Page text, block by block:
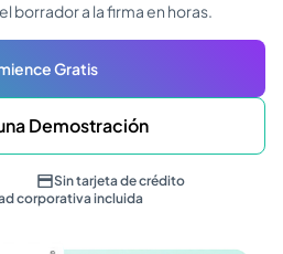
borrador a la firma en horas.
Gratis
Demostración
Sin tarjeta de crédito
corporativa incluida